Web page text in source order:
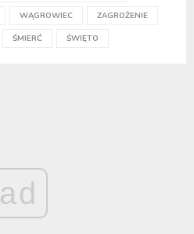
WĄGROWIEC ZAGROŻENIE
ŚMIERĆ ŚWIĘTO
ad